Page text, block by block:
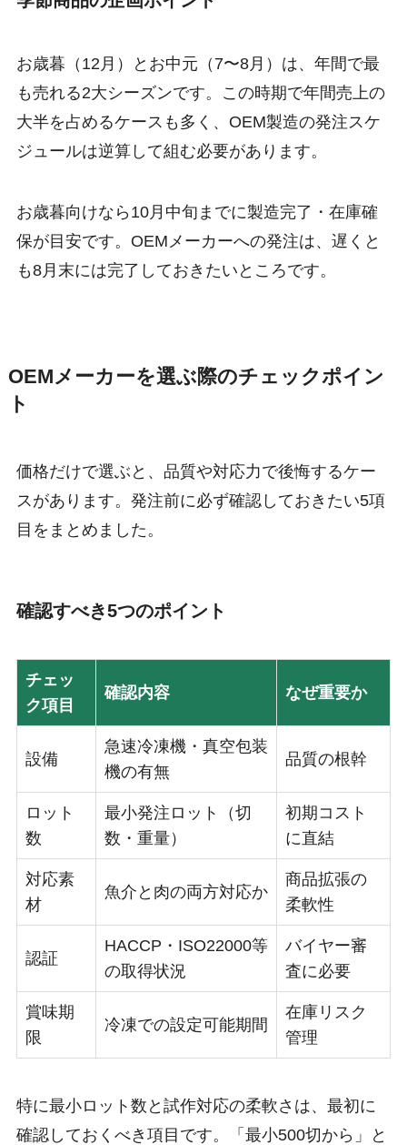
お歳暮（12月）とお中元（7〜8月）は、年間で最
も売れる2大シーズンです。この時期で年間売上の
大半を占めるケースも多く、OEM製造の発注スケ
ジュールは逆算して組む必要があります。
お歳暮向けなら10月中旬までに製造完了・在庫確
保が目安です。OEMメーカーへの発注は、遅くと
も8月末には完了しておきたいところです。
OEMメーカーを選ぶ際のチェックポイン
ト
価格だけで選ぶと、品質や対応力で後悔するケー
スがあります。発注前に必ず確認しておきたい5項
目をまとめました。
確認すべき5つのポイント
チェッ
ク項目
確認内容 なぜ重要か
設備
急速冷凍機・真空包装
機の有無
品質の根幹
ロット
数
最小発注ロット（切
数・重量）
初期コスト
に直結
対応素
材
魚介と肉の両方対応か
商品拡張の
柔軟性
認証
HACCP・ISO22000等
の取得状況
バイヤー審
査に必要
賞味期
限
冷凍での設定可能期間
在庫リスク
管理
特に最小ロット数と試作対応の柔軟さは、最初に
確認しておくべき項目です。「最小500切から」と